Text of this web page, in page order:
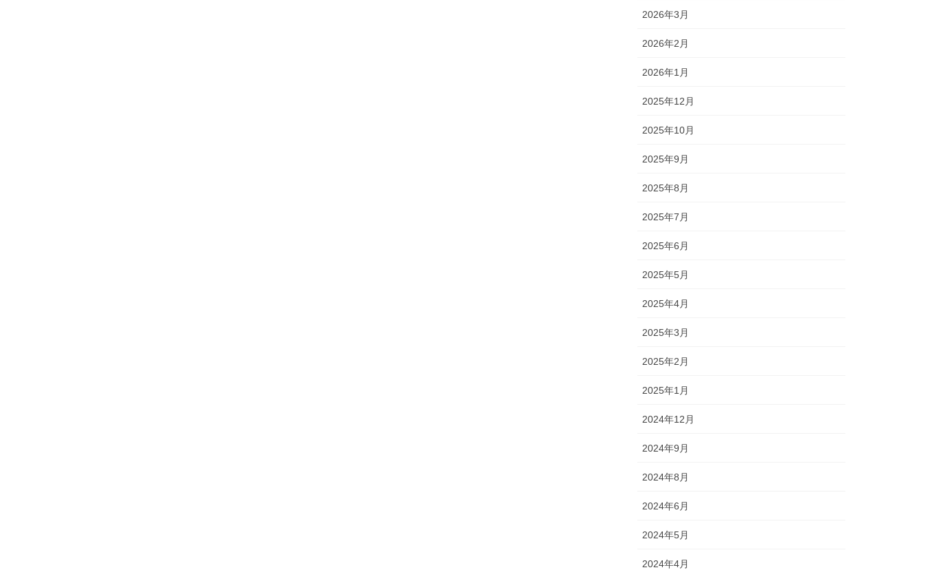
2026年3月
2026年2月
2026年1月
2025年12月
2025年10月
2025年9月
2025年8月
2025年7月
2025年6月
2025年5月
2025年4月
2025年3月
2025年2月
2025年1月
2024年12月
2024年9月
2024年8月
2024年6月
2024年5月
2024年4月